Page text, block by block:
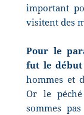
important
visitent des
Pour le
fut le début
hommes et
Or le
sommes